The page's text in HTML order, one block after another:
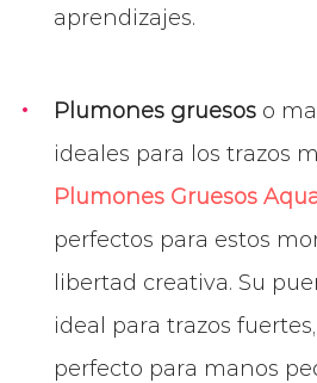
aprendizajes.
Plumones gruesos o
ideales para los trazos
Plumones Gruesos
perfectos para estos
libertad creativa. Su
ideal para trazos
perfecto para manos